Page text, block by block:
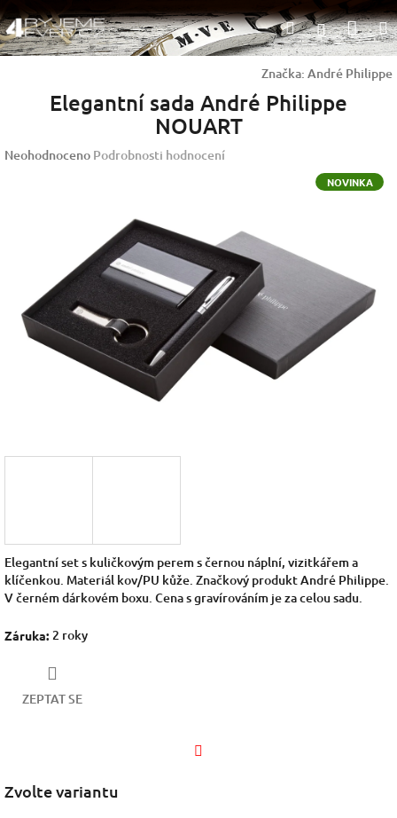
na
obsah
HledatPřihlášení
Značka: André Philippe
Elegantní sada André Philippe
NOUART
Průměrné
hvězdiček.
Neohodnoceno Podrobnosti hodnocení
NOVINKA
Elegantní set s kuličkovým perem s černou náplní, vizitkářem a
klíčenkou. Materiál kov/PU kůže. Značkový produkt André Philippe.
V černém dárkovém boxu. Cena s gravírováním je za celou sadu.
Záruka: 2 roky
ZEPTAT SE
Zvolte variantu